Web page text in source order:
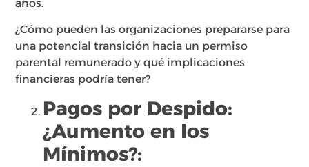
años.
¿Cómo pueden las organizaciones prepararse para
una potencial transición hacia un permiso
parental remunerado y qué implicaciones
financieras podría tener?
Pagos por Despido:
¿Aumento en los
Mínimos?: